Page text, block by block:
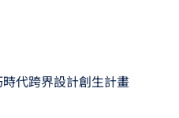
時代跨界設計創生計畫